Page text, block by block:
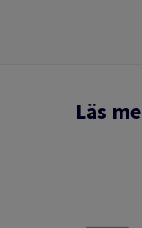
Läs